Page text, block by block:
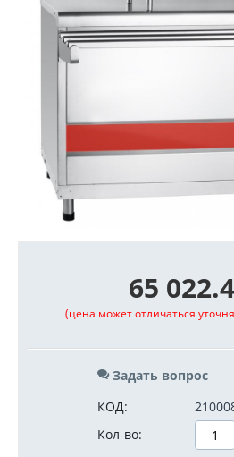
65
(цена может отличаться
Задать вопрос
КОД:
Кол-во: